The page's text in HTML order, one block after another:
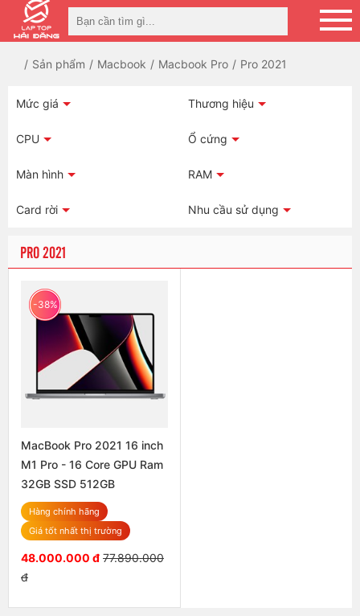
Sản phẩm Macbook Macbook Pro Pro 2021
Mức giá Thương hiệu
CPU Ổ cứng
Màn hình RAM
Card rời Nhu cầu sử dụng
PRO 2021
-38%
MacBook Pro 2021 16 inch
M1 Pro - 16 Core GPU Ram
32GB SSD 512GB
Hàng chính hãng
Giá tốt nhất thị trường
48.000.000 đ 77.890.000
đ